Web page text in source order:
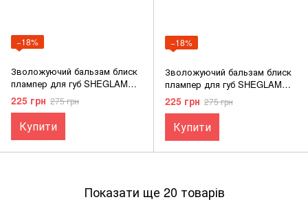
−18%
Зволожуючий бальзам блиск
плампер для губ SHEGLAM
Pout-Perfect Shine Lip Plumper
SPRING FEVER
225 грн 275 грн
Купити
−18%
Зволожуючий бальзам блиск
плампер для губ SHEGLAM
Pout-Perfect Shine Lip Plumper
SEPIA KISS
225 грн 275 грн
Купити
Показати ще 20 товарів